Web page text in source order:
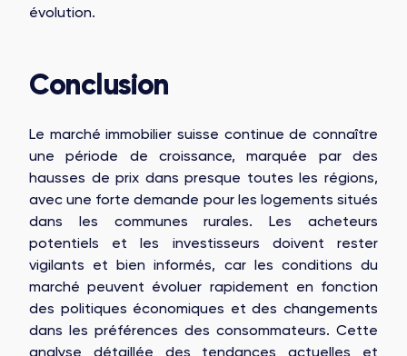
évolution.
Conclusion
Le marché immobilier suisse continue de connaître
une période de croissance, marquée par des
hausses de prix dans presque toutes les régions,
avec une forte demande pour les logements situés
dans les communes rurales. Les acheteurs
potentiels et les investisseurs doivent rester
vigilants et bien informés, car les conditions du
marché peuvent évoluer rapidement en fonction
des politiques économiques et des changements
dans les préférences des consommateurs. Cette
analyse détaillée des tendances actuelles et